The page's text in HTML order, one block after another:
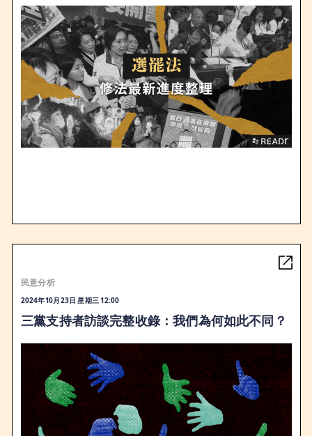
民意分析
2024年10月23日 星期三 12:00
三黨支持者訪談完整收錄：我們為何如此不同？